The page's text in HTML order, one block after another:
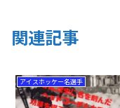
関連記事
アイスホッケー名選手